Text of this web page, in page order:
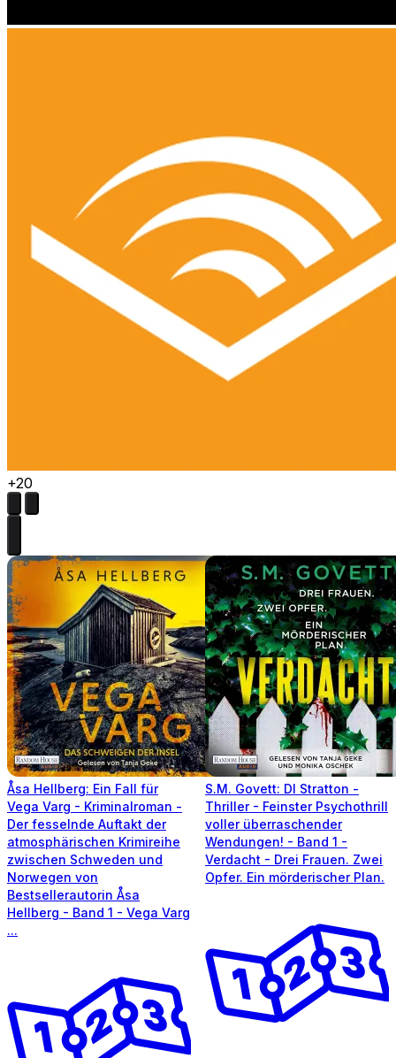
+20
Åsa Hellberg: Ein Fall für
Vega Varg - Kriminalroman -
Der fesselnde Auftakt der
atmosphärischen Krimireihe
zwischen Schweden und
Norwegen von
Bestsellerautorin Åsa
Hellberg - Band 1 - Vega Varg
...
S.M. Govett: DI Stratton -
Thriller - Feinster Psychothrill
voller überraschender
Wendungen! - Band 1 -
Verdacht - Drei Frauen. Zwei
Opfer. Ein mörderischer Plan.